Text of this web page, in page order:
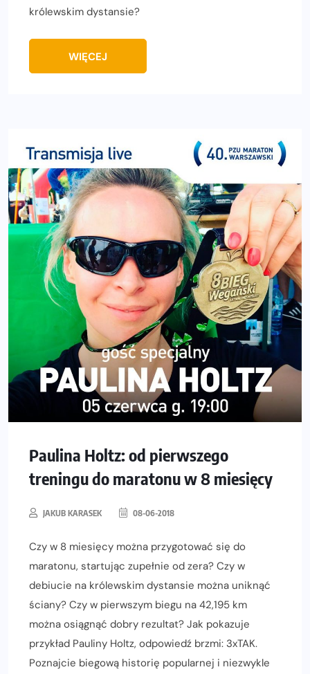
królewskim dystansie?
WIĘCEJ
Paulina Holtz: od pierwszego
treningu do maratonu w 8 miesięcy
JAKUB KARASEK 08-06-2018
Czy w 8 miesięcy można przygotować się do
maratonu, startując zupełnie od zera? Czy w
debiucie na królewskim dystansie można uniknąć
ściany? Czy w pierwszym biegu na 42,195 km
można osiągnąć dobry rezultat? Jak pokazuje
przykład Pauliny Holtz, odpowiedź brzmi: 3xTAK.
Poznajcie biegową historię popularnej i niezwykle